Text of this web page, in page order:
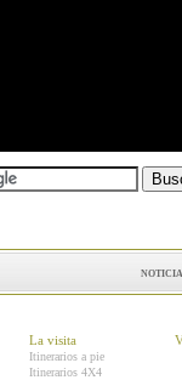
La visita
Itinerarios a pie
Itinerarios 4X4